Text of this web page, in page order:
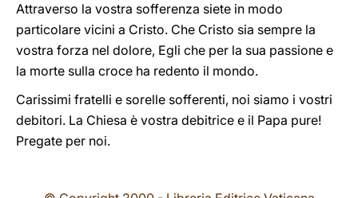
Attraverso la vostra sofferenza siete in modo
particolare vicini a Cristo. Che Cristo sia sempre la
vostra forza nel dolore, Egli che per la sua passione e
la morte sulla croce ha redento il mondo.
Carissimi fratelli e sorelle sofferenti, noi siamo i vostri
debitori. La Chiesa è vostra debitrice e il Papa pure!
Pregate per noi.